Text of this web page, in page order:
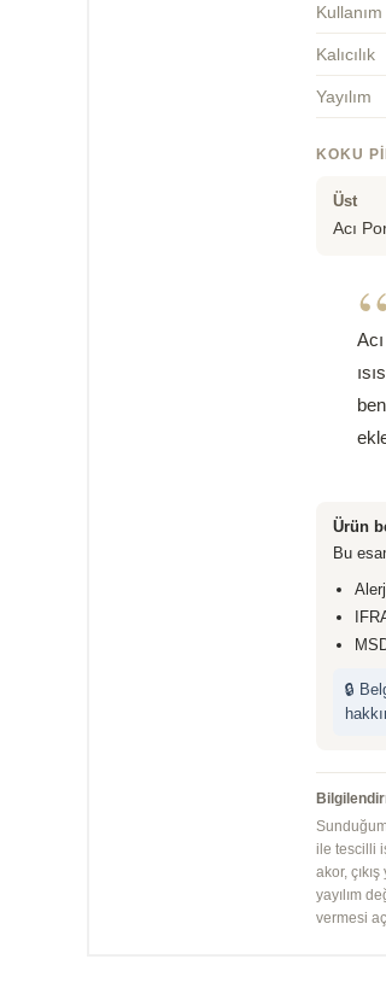
Kullanım
Kalıcılık
Yayılım
KOKU
Üst
Acı
“
Ürün
Bu
🔒
ile tescilli
akor,
yayılım
vermesi